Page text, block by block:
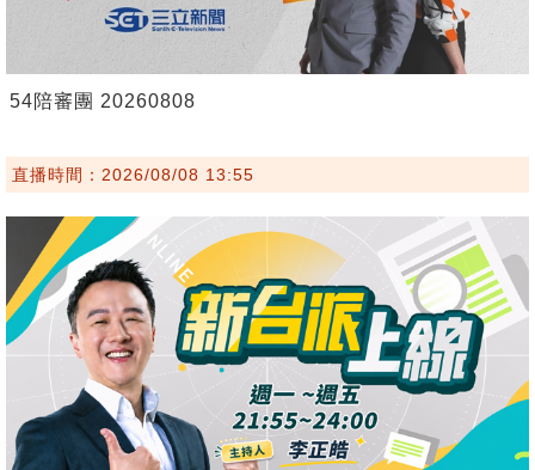
54陪審團 20260808
直播時間：2026/08/08 13:55